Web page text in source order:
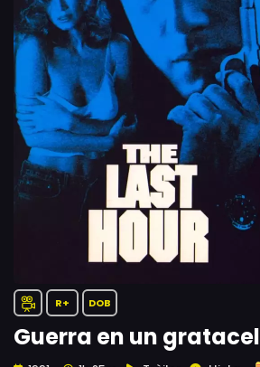
R+ DOB
Guerra en un gratacel